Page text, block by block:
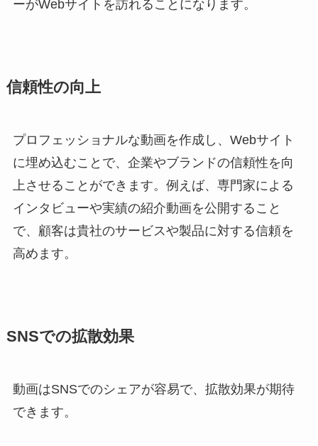
ーがWebサイトを訪れることになります。
信頼性の向上
プロフェッショナルな動画を作成し、Webサイト
に埋め込むことで、企業やブランドの信頼性を向
上させることができます。例えば、専門家による
インタビューや実績の紹介動画を公開すること
で、顧客は貴社のサービスや製品に対する信頼を
高めます。
SNSでの拡散効果
動画はSNSでのシェアが容易で、拡散効果が期待
できます。